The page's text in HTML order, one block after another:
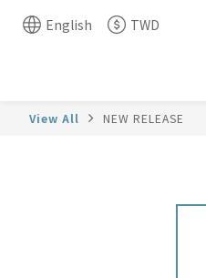
English TWD
View All NEW RELEASE